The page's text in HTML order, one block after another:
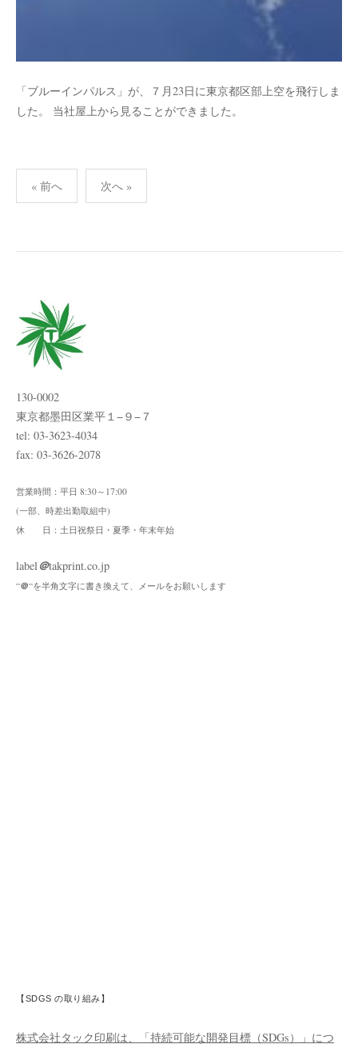
「ブルーインパルス」が、７月23日に東京都区部上空を飛行しま
した。 当社屋上から見ることができました。
ゲ
ン
« 前へ 次へ »
130-0002
東京都墨田区業平１−９−７
tel: 03-3623-4034
fax: 03-3626-2078
営業時間：平日 8:30～17:00
(一部、時差出勤取組中)
休 日：土日祝祭日・夏季・年末年始
label＠takprint.co.jp
“＠“を半角文字に書き換えて、メールをお願いします
【SDGS の取り組み】
株式会社タック印刷は、「持続可能な開発目標（SDGs）」につ